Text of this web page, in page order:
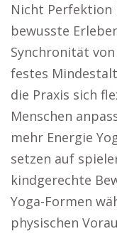
Nicht Perfektion
bewusste
Synchronität
festes
die Praxis sich
Menschen
mehr Energie
setzen auf
kindgerechte
Yoga-Formen
physischen